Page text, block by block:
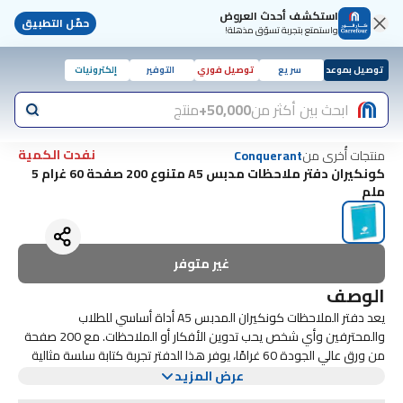
استكشف أحدث العروض
واستمتع بتجربة تسوّق مذهلة! حمّل التطبيق
توصيل بموعد سريع توصيل فوري التوفير إلكترونيات
ابحث بين أكثر من50,000+ منتج
منتجات أُخرى منConquerant
نفدت الكمية
كونكيران دفتر ملاحظات مدبس A5 متنوع 200 صفحة 60 غرام 5
ملم
غير متوفر
الوصف
يعد دفتر الملاحظات كونكيران المدبس A5 أداة أساسي للطلاب
والمحترفين وأي شخص يحب تدوين الأفكار أو الملاحظات. مع 200 صفحة
من ورق عالي الجودة 60 غرامًا، يوفر هذا الدفتر تجربة كتابة سلسة مثالية
لكل من القلم والرصاص. الحجم A5 يجعله محمولاً، مما يسمح لك بحمله
عرض المزيد